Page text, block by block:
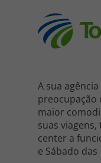
A sua
preocupação
maior
suas
center a
e Sábado das